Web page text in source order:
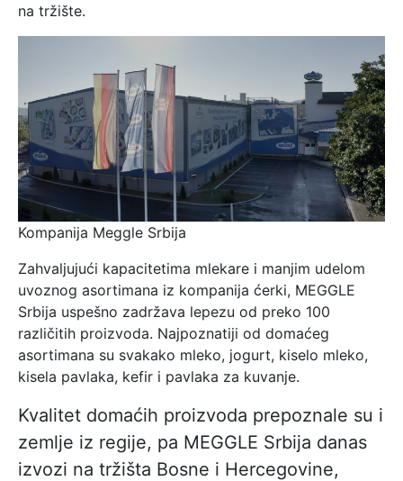
na tržište.
Kompanija Meggle Srbija
Zahvaljujući kapacitetima mlekare i manjim udelom
uvoznog asortimana iz kompanija ćerki, MEGGLE
Srbija uspešno zadržava lepezu od preko 100
različitih proizvoda. Najpoznatiji od domaćeg
asortimana su svakako mleko, jogurt, kiselo mleko,
kisela pavlaka, kefir i pavlaka za kuvanje.
Kvalitet domaćih proizvoda prepoznale su i
zemlje iz regije, pa MEGGLE Srbija danas
izvozi na tržišta Bosne i Hercegovine,